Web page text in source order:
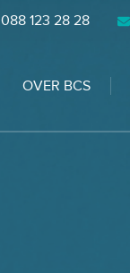
088 123 28 28
OVER BCS